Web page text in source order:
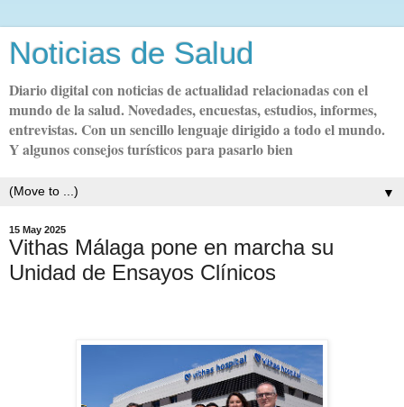
Noticias de Salud
Diario digital con noticias de actualidad relacionadas con el
mundo de la salud. Novedades, encuestas, estudios, informes,
entrevistas. Con un sencillo lenguaje dirigido a todo el mundo.
Y algunos consejos turísticos para pasarlo bien
▼
15 May 2025
Vithas Málaga pone en marcha su
Unidad de Ensayos Clínicos